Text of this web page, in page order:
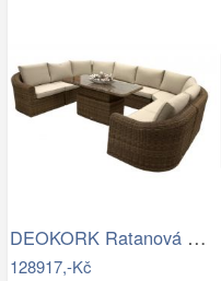
DEOKORK Ratanová modulová jídelní…
128917,-Kč